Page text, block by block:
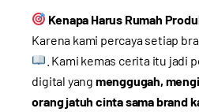
Kenapa Harus Rumah
Karena kami percaya setiap
. Kami kemas cerita itu jadi
digital yang menggugah,
orang jatuh cinta sama brand